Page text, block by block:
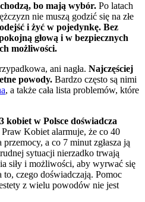
bo mają wybór. Po latach
nie muszą godzić się na złe
i żyć w pojedynkę. Bez
głową i w bezpiecznych
możliwości.
ani nagła. Najczęściej
powody. Bardzo często są nimi
, a także cała lista problemów, które
kobiet w Polsce doświadcza
Kobiet alarmuje, że co 40
a co 7 minut zgłasza ją
sytuacji nierzadko trwają
siły i możliwości, aby wyrwać się
czego doświadczają. Pomoc
z wielu powodów nie jest